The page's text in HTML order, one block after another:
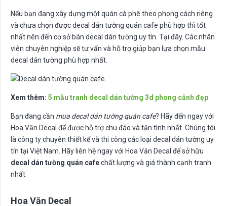
Nếu bạn đang xây dựng một quán cà phê theo phong cách riêng
và chưa chọn được decal dán tường quán cafe phù hợp thì tốt
nhất nên đến cơ sở bán decal dán tường uy tín. Tại đây. Các nhân
viên chuyên nghiệp sẽ tư vấn và hỗ trợ giúp bạn lựa chọn mẫu
decal dán tường phù hợp nhất.
Xem thêm: 5 mẫu tranh decal dán tường 3d phong cảnh đẹp
Bạn đang cần mua decal dán tường quán cafe? Hãy đến ngay với
Hoa Văn Decal để được hỗ trợ chu đáo và tận tình nhất. Chúng tôi
là công ty chuyên thiết kế và thi công các loại decal dán tường uy
tín tại Việt Nam. Hãy liên hệ ngay với Hoa Văn Decal để sở hữu
decal dán tường quán cafechất lượng và giá thành cạnh tranh
nhất.
Hoa Văn Decal